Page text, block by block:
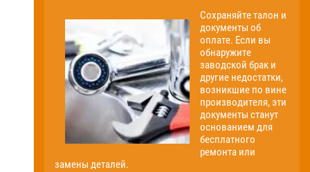
Сохраняйте талон и
документы об
оплате. Если вы
обнаружите
заводской брак и
другие недостатки,
возникшие по вине
производителя, эти
документы станут
основанием для
бесплатного
ремонта или
замены деталей.